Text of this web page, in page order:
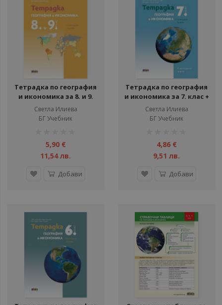
Тетрадка по география
и икономика за 8. и 9.
клас + Контурни карти
Светла Илиева
БГ Учебник
5,90 €
11,54 лв.
Добави
Тетрадка по география
и икономика за 7. клас +
контурни карти
Светла Илиева
БГ Учебник
4,86 €
9,51 лв.
Добави